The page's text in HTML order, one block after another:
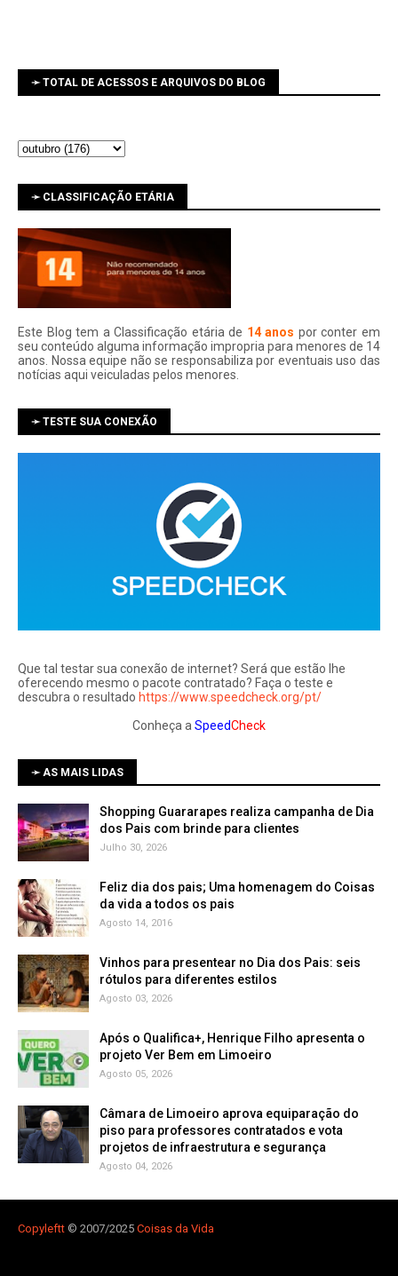
➛ TOTAL DE ACESSOS E ARQUIVOS DO BLOG
➛ CLASSIFICAÇÃO ETÁRIA
Este Blog tem a Classificação etária de 14 anos por conter em
seu conteúdo alguma informação impropria para menores de 14
anos. Nossa equipe não se responsabiliza por eventuais uso das
notí­cias aqui veiculadas pelos menores.
➛ TESTE SUA CONEXÃO
Que tal testar sua conexão de internet? Será que estão lhe
oferecendo mesmo o pacote contratado? Faça o teste e
descubra o resultado https://www.speedcheck.org/pt/
Conheça a SpeedCheck
➛ AS MAIS LIDAS
Shopping Guararapes realiza campanha de Dia
dos Pais com brinde para clientes
Julho 30, 2026
Feliz dia dos pais; Uma homenagem do Coisas
da vida a todos os pais
Agosto 14, 2016
Vinhos para presentear no Dia dos Pais: seis
rótulos para diferentes estilos
Agosto 03, 2026
Após o Qualifica+, Henrique Filho apresenta o
projeto Ver Bem em Limoeiro
Agosto 05, 2026
Câmara de Limoeiro aprova equiparação do
piso para professores contratados e vota
projetos de infraestrutura e segurança
Agosto 04, 2026
Copyleftt © 2007/2025 Coisas da Vida